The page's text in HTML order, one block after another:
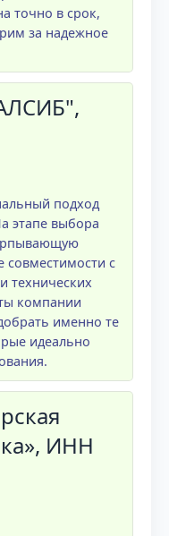
точно в срок,
за надежное
подход
этапе выбора
с
технических
компании
именно те
идеально
ИНН